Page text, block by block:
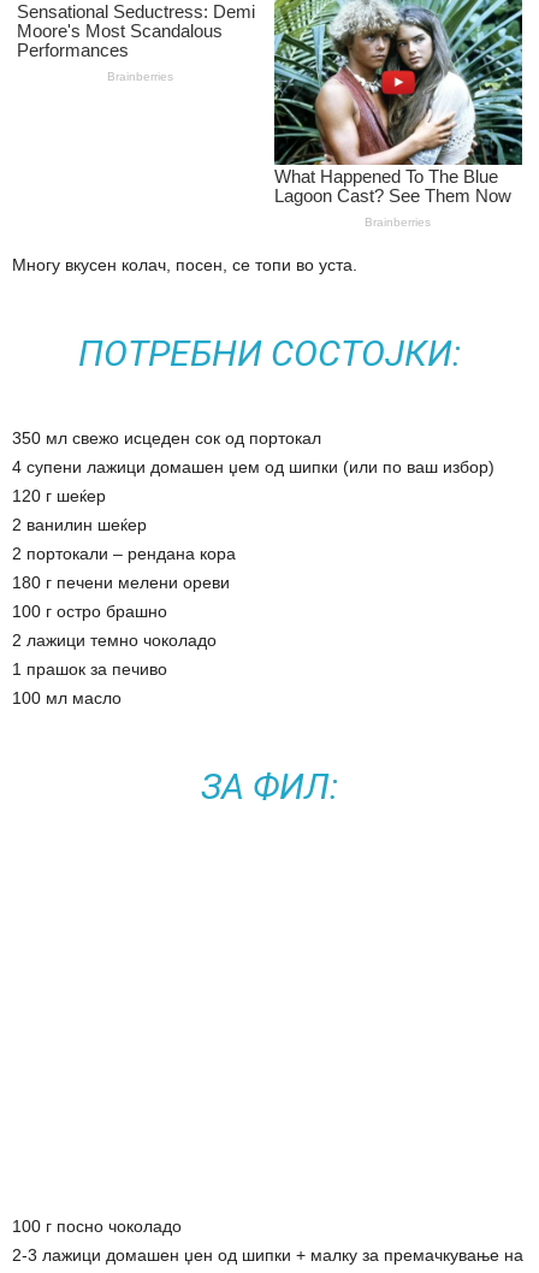
Многу вкусен колач, посен, се топи во уста.
ПОТРЕБНИ СОСТОЈКИ:
350 мл свежо исцеден сок од портокал
4 супени лажици домашен џем од шипки (или по ваш избор)
120 г шеќер
2 ванилин шеќер
2 портокали – рендана кора
180 г печени мелени ореви
100 г остро брашно
2 лажици темно чоколадо
1 прашок за печиво
100 мл масло
ЗА ФИЛ:
100 г посно чоколадо
2-3 лажици домашен џен од шипки + малку за премачкување на